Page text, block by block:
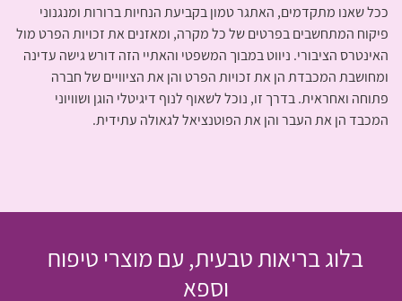
ככל שאנו מתקדמים, האתגר טמון בקביעת הנחיות ברורות ומנגנוני
פיקוח המתחשבים בפרטים של כל מקרה, ומאזנים את זכויות הפרט מול
האינטרס הציבורי. ניווט במבוך המשפטי והאתיי הזה דורש גישה עדינה
ומחושבת המכבדת הן את זכויות הפרט והן את הציוויים של חברה
פתוחה ואחראית. בדרך זו, נוכל לשאוף לנוף דיגיטלי הוגן ושוויוני
המכבד הן את העבר והן את הפוטנציאל לגאולה עתידית.
בלוג בריאות טבעית, עם מוצרי טיפוח
וספא